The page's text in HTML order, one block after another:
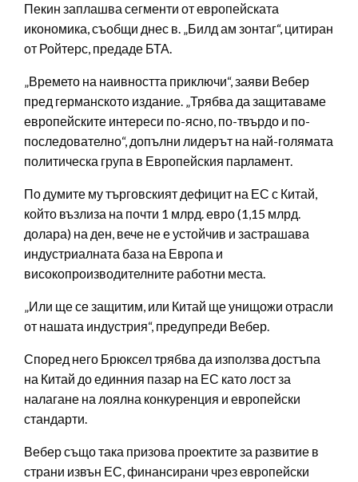
Пекин заплашва сегменти от европейската
икономика, съобщи днес в. „Билд ам зонтаг“, цитиран
от Ройтерс, предаде БТА.
„Времето на наивността приключи“, заяви Вебер
пред германското издание. „Трябва да защитаваме
европейските интереси по-ясно, по-твърдо и по-
последователно“, допълни лидерът на най-голямата
политическа група в Европейския парламент.
По думите му търговският дефицит на ЕС с Китай,
който възлиза на почти 1 млрд. евро (1,15 млрд.
долара) на ден, вече не е устойчив и застрашава
индустриалната база на Европа и
високопроизводителните работни места.
„Или ще се защитим, или Китай ще унищожи отрасли
от нашата индустрия“, предупреди Вебер.
Според него Брюксел трябва да използва достъпа
на Китай до единния пазар на ЕС като лост за
налагане на лоялна конкуренция и европейски
стандарти.
Вебер също така призова проектите за развитие в
страни извън ЕС, финансирани чрез европейски